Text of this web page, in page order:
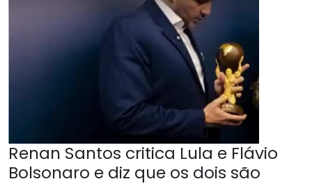
Renan Santos critica Lula e Flávio
Bolsonaro e diz que os dois são